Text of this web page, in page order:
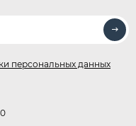
персональных данных